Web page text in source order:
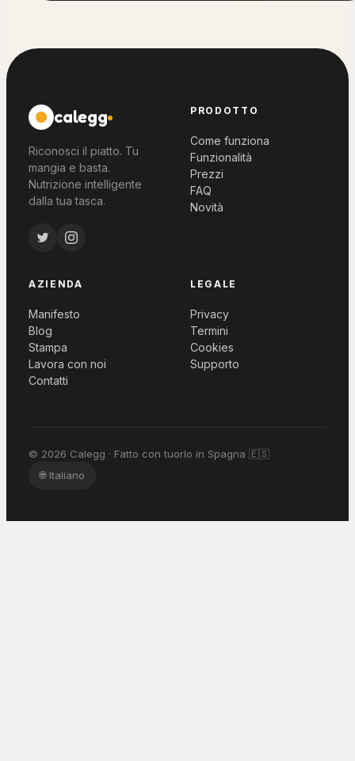
calegg
Riconosci il piatto. Tu
mangia e basta.
Nutrizione intelligente
dalla tua tasca.
PRODOTTO
Come funziona
Funzionalità
Prezzi
FAQ
Novità
AZIENDA
Manifesto
Blog
Stampa
Lavora con noi
Contatti
LEGALE
Privacy
Termini
Cookies
Supporto
© 2026 Calegg · Fatto con tuorlo in Spagna 🇪🇸
🌐 Italiano